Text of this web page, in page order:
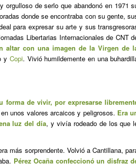
orgulloso de serlo que abandonó en 1971
donde se encontraba con su gente,
para expresar su arte y sus
Libertarias Internacionales de CNT
altar con una imagen de la Virgen de
y Copi. Vivió humildemente en una
forma de vivir, por expresarse
unos valores arcaicos y peligrosos. Era
luz del día, y vivía rodeado de los que
más sorprendente. Volvió a Cantillana,
Pérez Ocaña confeccionó un disfraz